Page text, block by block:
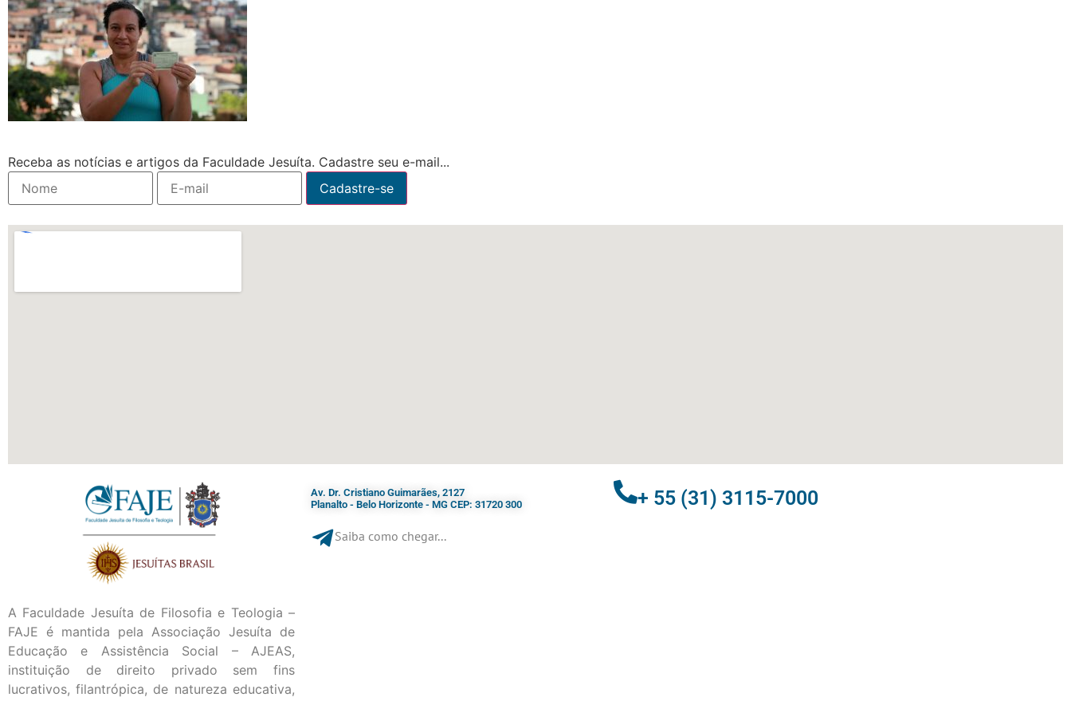
Receba as notícias e artigos da Faculdade Jesuíta. Cadastre seu e-mail...
A Faculdade Jesuíta de Filosofia e Teologia –
FAJE é mantida pela Associação Jesuíta de
Educação e Assistência Social – AJEAS,
instituição de direito privado sem fins
lucrativos, filantrópica, de natureza educativa,
Av. Dr. Cristiano Guimarães, 2127
Planalto - Belo Horizonte - MG CEP: 31720 300
Saiba como chegar...
+ 55 (31) 3115-7000​